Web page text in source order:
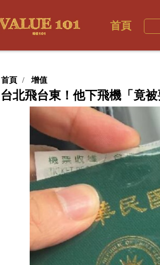
首頁
首頁 增值
台北飛台東！他下飛機「竟